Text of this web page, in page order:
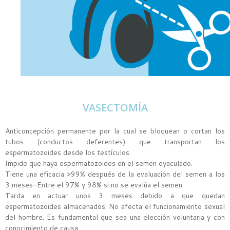
VASECTOMÍA
Anticoncepción permanente por la cual se bloquean o cortan los
tubos (conductos deferentes) que transportan los
espermatozoides desde los testículos.
Impide que haya espermatozoides en el semen eyaculado.
Tiene una eficacia >99% después de la evaluación del semen a los
3 meses–Entre el 97% y 98% si no se evalúa el semen.
Tarda en actuar unos 3 meses debido a que quedan
espermatozoides almacenados. No afecta el funcionamiento sexual
del hombre. Es fundamental que sea una elección voluntaria y con